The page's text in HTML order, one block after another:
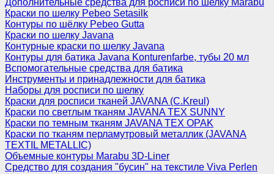
Дополнительные средства для росписи по шелку Marabu
Краски по шелку Pebeo Setasilk
Контуры по шёлку Pebeo Gutta
Краски по шелку Javana
Контурные краски по шелку Javana
Контуры для батика Javana Konturenfarbe, тубы 20 мл
Вспомогательные средства для батика
Инструменты и принадлежности для батика
Наборы для росписи по шелку
Краски для росписи тканей JAVANA (C.Kreul)
Краски по светлым тканям JAVANA TEX SUNNY
Краски по темным тканям JAVANA TEX OPAK
Краски по тканям перламутровый металлик (JAVANA
TEXTIL METALLIC)
Объемные контуры Marabu 3D-Liner
Средство для создания "бусин" на текстиле Viva Perlen